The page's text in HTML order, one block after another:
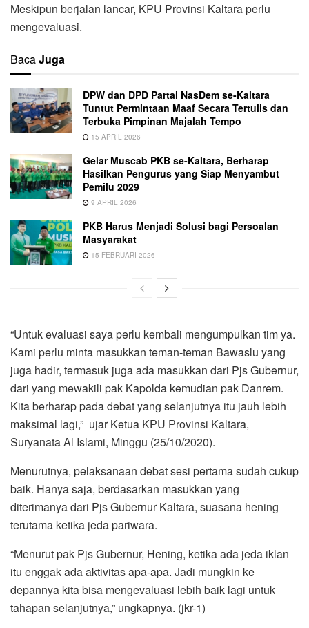
Meskipun berjalan lancar, KPU Provinsi Kaltara perlu
mengevaluasi.
BacaJuga
DPW dan DPD Partai NasDem se-Kaltara
Tuntut Permintaan Maaf Secara Tertulis dan
Terbuka Pimpinan Majalah Tempo
15 APRIL 2026
Gelar Muscab PKB se-Kaltara, Berharap
Hasilkan Pengurus yang Siap Menyambut
Pemilu 2029
9 APRIL 2026
PKB Harus Menjadi Solusi bagi Persoalan
Masyarakat
15 FEBRUARI 2026
“Untuk evaluasi saya perlu kembali mengumpulkan tim ya.
Kami perlu minta masukkan teman-teman Bawaslu yang
juga hadir, termasuk juga ada masukkan dari Pjs Gubernur,
dari yang mewakili pak Kapolda kemudian pak Danrem.
Kita berharap pada debat yang selanjutnya itu jauh lebih
maksimal lagi,” ujar Ketua KPU Provinsi Kaltara,
Suryanata Al Islami, Minggu (25/10/2020).
Menurutnya, pelaksanaan debat sesi pertama sudah cukup
baik. Hanya saja, berdasarkan masukkan yang
diterimanya dari Pjs Gubernur Kaltara, suasana hening
terutama ketika jeda pariwara.
“Menurut pak Pjs Gubernur, Hening, ketika ada jeda iklan
itu enggak ada aktivitas apa-apa. Jadi mungkin ke
depannya kita bisa mengevaluasi lebih baik lagi untuk
tahapan selanjutnya,” ungkapnya. (jkr-1)